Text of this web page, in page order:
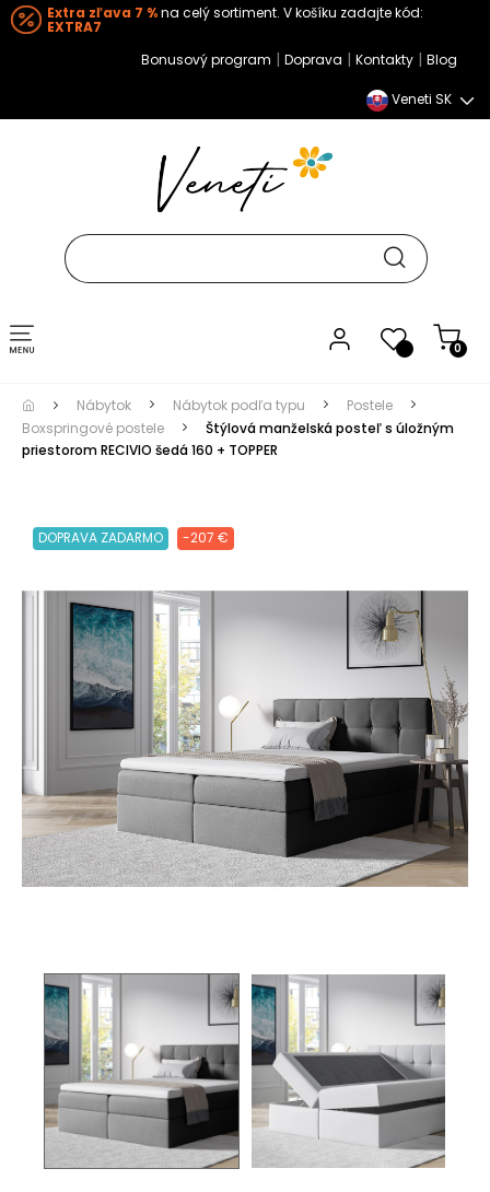
Extra zľava 7 %na celý sortiment. V košíku zadajte kód:
EXTRA7
Bonusový program | Doprava | Kontakty | Blog
Veneti SK
0
Toggle navigation
Nábytok Nábytok podľa typu
Postele
Boxspringové postele
Štýlová manželská posteľ s úložným
priestorom RECIVIO šedá 160 + TOPPER
DOPRAVA ZADARMO -207 €